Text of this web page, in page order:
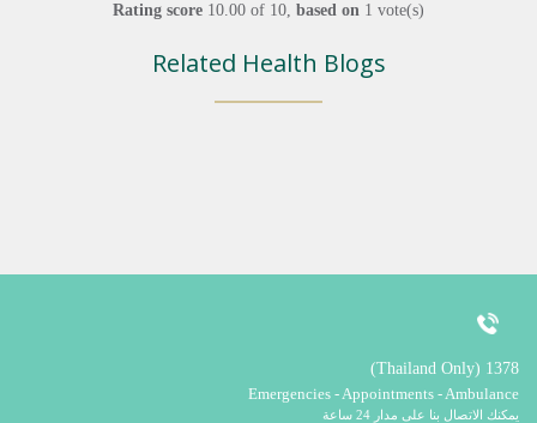
Rating score 10.00 of 10, based on 1 vote(s)
Related Health Blogs
1378 (Thailand Only)
Emergencies - Appointments - Ambulance
يمكنك الاتصال بنا على مدار 24 ساعة